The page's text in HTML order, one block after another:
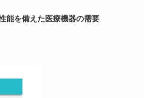
能を備えた医療機器の需要